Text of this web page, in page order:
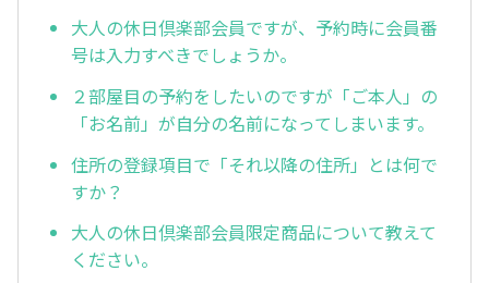
大人の休日倶楽部会員ですが、予約時に会員番
号は入力すべきでしょうか。
２部屋目の予約をしたいのですが「ご本人」の
「お名前」が自分の名前になってしまいます。
住所の登録項目で「それ以降の住所」とは何で
すか？
大人の休日倶楽部会員限定商品について教えて
ください。